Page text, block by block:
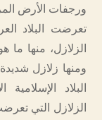
ورجفات الأرض
تعرضت البلاد
الزلازل، منها
ومنها زلازل
البلاد
الزلازل التي